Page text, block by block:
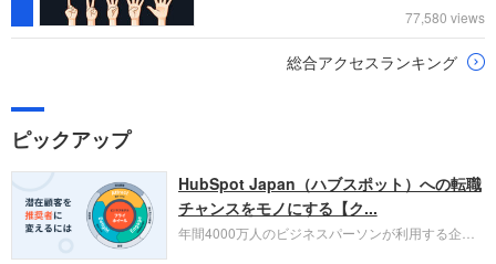
77,580 views
総合アクセスランキング
ピックアップ
HubSpot Japan（ハブスポット）への転職
チャンスをモノにする【ク...
年間4000万人のビジネスパーソンが利用する企業